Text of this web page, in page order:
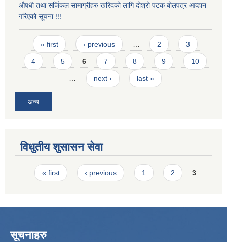
औषधी तथा सर्जिकल सामाग्रीहरु खरिदको लागि दोश्रो पटक बोलपत्र आव्हान
गरिएको सूचना !!!
Pages
« first ‹ previous 2 3
4 5 6 7 8 9 10
next › last »
अन्य
विधुतीय शुसासन सेवा
Pages
« first ‹ previous 1 2 3
सूचनाहरु